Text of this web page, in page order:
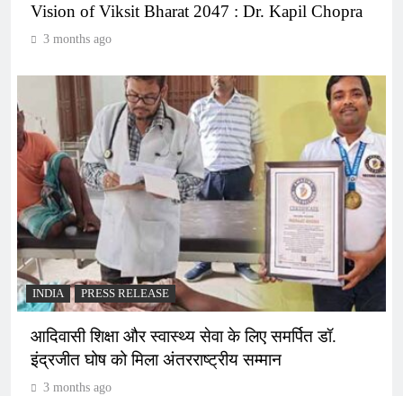
Vision of Viksit Bharat 2047 : Dr. Kapil Chopra
3 months ago
INDIA PRESS RELEASE
आदिवासी शिक्षा और स्वास्थ्य सेवा के लिए समर्पित डॉ.
इंद्रजीत घोष को मिला अंतरराष्ट्रीय सम्मान
3 months ago